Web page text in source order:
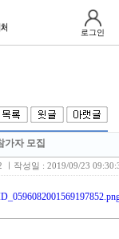
로그인
가자 모집
ㅣ작성일 : 2019/09/23